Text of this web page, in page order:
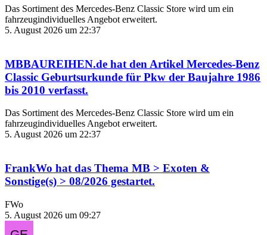
Das Sortiment des Mercedes‑Benz Classic Store wird um ein
fahrzeugindividuelles Angebot erweitert.
5. August 2026 um 22:37
MBBAUREIHEN.de hat den Artikel Mercedes-Benz
Classic Geburtsurkunde für Pkw der Baujahre 1986
bis 2010 verfasst.
Das Sortiment des Mercedes‑Benz Classic Store wird um ein
fahrzeugindividuelles Angebot erweitert.
5. August 2026 um 22:37
FrankWo hat das Thema MB > Exoten &
Sonstige(s) > 08/2026 gestartet.
FWo
5. August 2026 um 09:27